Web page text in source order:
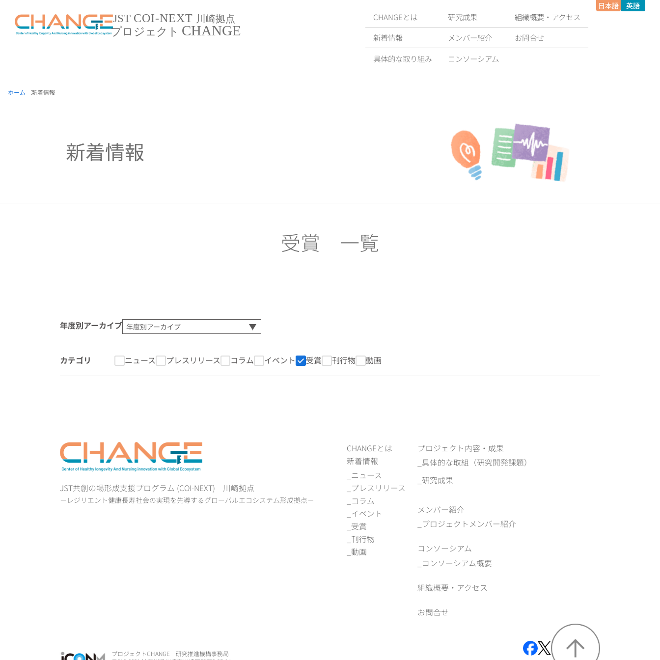
JST COI-NEXT 川崎拠点
プロジェクト CHANGE
CHANGEとは
新着情報
具体的な取り組み
研究成果
メンバー紹介
コンソーシアム
組織概要‧アクセス
お問合せ
日本語 英語
ホーム 新着情報
新着情報
受賞 一覧
年度別アーカイブ
カテゴリ ニュース プレスリリース コラム イベント 受賞 刊行物 動画
JST共創の場形成支援プログラム (COI-NEXT) 川崎拠点
－レジリエント健康長寿社会の実現を先導するグローバルエコシステム形成拠点－
CHANGEとは
新着情報
ニュース
プレスリリース
コラム
イベント
受賞
刊行物
動画
プロジェクト内容・成果
具体的な取組（研究開発課題）
研究成果
メンバー紹介
プロジェクトメンバー紹介
コンソーシアム
コンソーシアム概要
組織概要‧アクセス
お問合せ
プロジェクトCHANGE 研究推進機構事務局